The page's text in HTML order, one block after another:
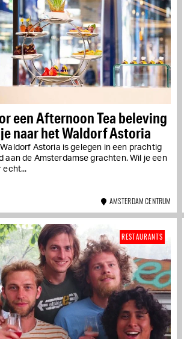
een Afternoon Tea beleving
naar het Waldorf Astoria
Astoria is gelegen in een prachtig
aan de Amsterdamse grachten. Wil je een
echt...
AMSTERDAM CENTRUM
RESTAURANTS